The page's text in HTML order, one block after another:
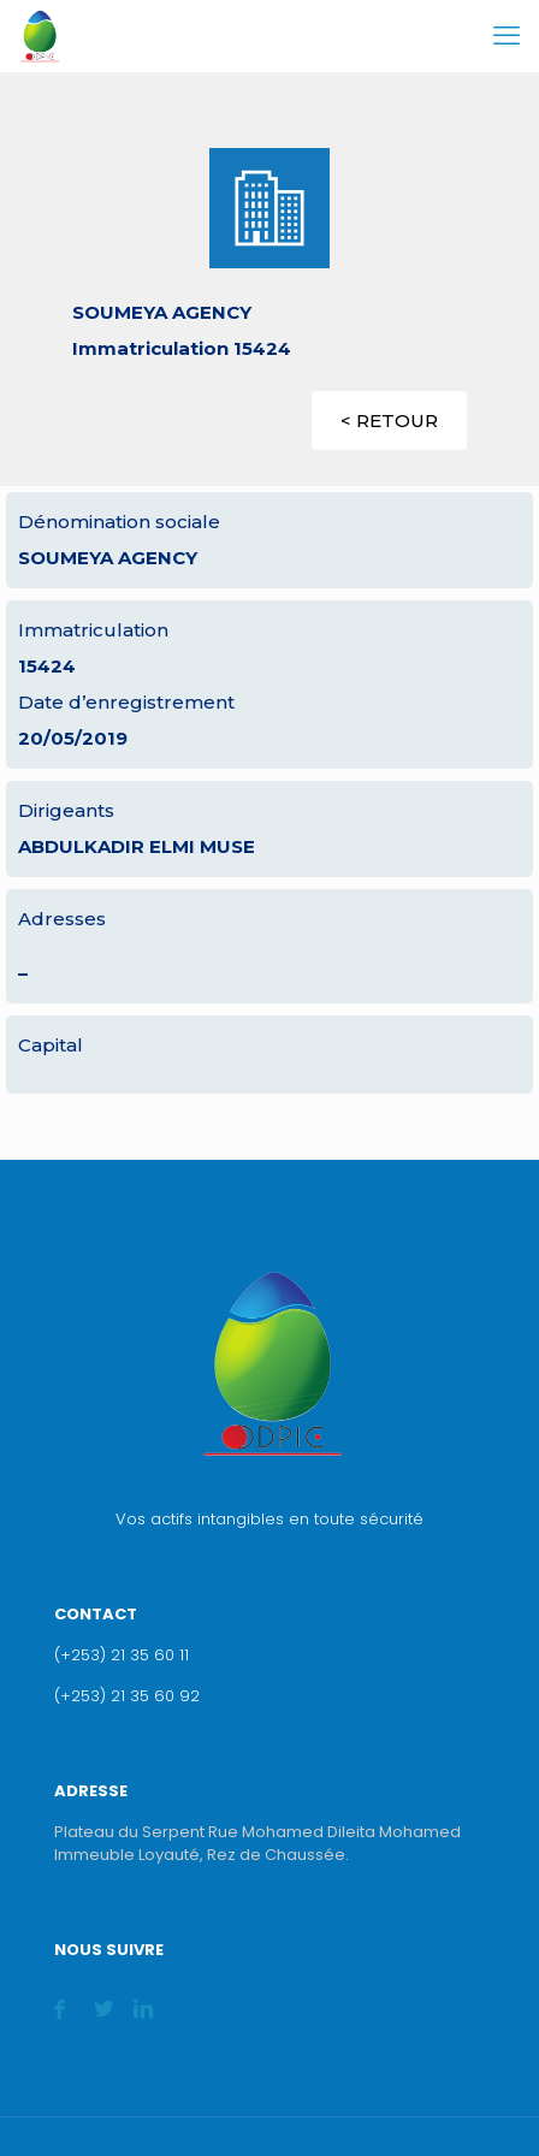
SOUMEYA AGENCY
Immatriculation 15424
< RETOUR
Dénomination sociale
SOUMEYA AGENCY
Immatriculation
15424
Date d’enregistrement
20/05/2019
Dirigeants
ABDULKADIR ELMI MUSE
Adresses
–
Capital
Vos actifs intangibles en toute sécurité
CONTACT
(+253) 21 35 60 11
(+253) 21 35 60 92
ADRESSE
Plateau du Serpent Rue Mohamed Dileita Mohamed
Immeuble Loyauté, Rez de Chaussée.
NOUS SUIVRE